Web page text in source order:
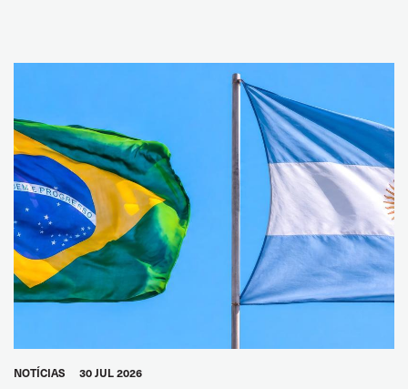
NOTÍCIAS 30 JUL 2026